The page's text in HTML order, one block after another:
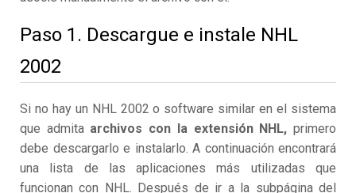
Paso 1. Descargue e instale NHL
2002
Si no hay un NHL 2002 o software similar en el sistema
que admita archivos con la extensión NHL, primero
debe descargarlo e instalarlo. A continuación encontrará
una lista de las aplicaciones más utilizadas que
funcionan con NHL. Después de ir a la subpágina del